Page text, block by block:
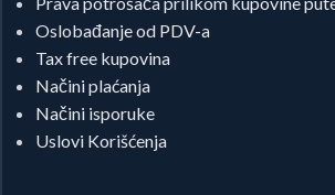
Oslobađanje od PDV-a
Tax free kupovina
Načini plaćanja
Načini isporuke
Uslovi Korišćenja